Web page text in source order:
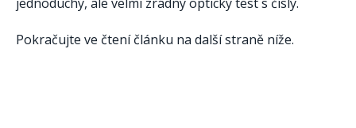
jednoduchý, ale velmi zrádný optický test s čísly.
Pokračujte ve čtení článku na další straně níže.